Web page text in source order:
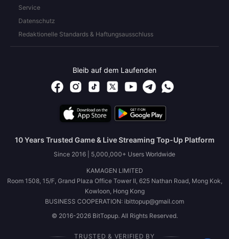
Service
Datenschutz
Redaktionelle Standards & Haftungsausschluss
Bleib auf dem Laufenden
10 Years Trusted Game & Live Streaming Top-Up Platform
Since 2016 | 5,000,000+ Users Worldwide
KAMAGEN LIMITED
Room 1508, 15/F, Grand Plaza Office Tower II, 625 Nathan Road, Mong Kok,
Kowloon, Hong Kong
BUSINESS COOPERATION: ibittopup@gmail.com
© 2016-2026 BitTopup. All Rights Reserved.
TRUSTED & VERIFIED BY